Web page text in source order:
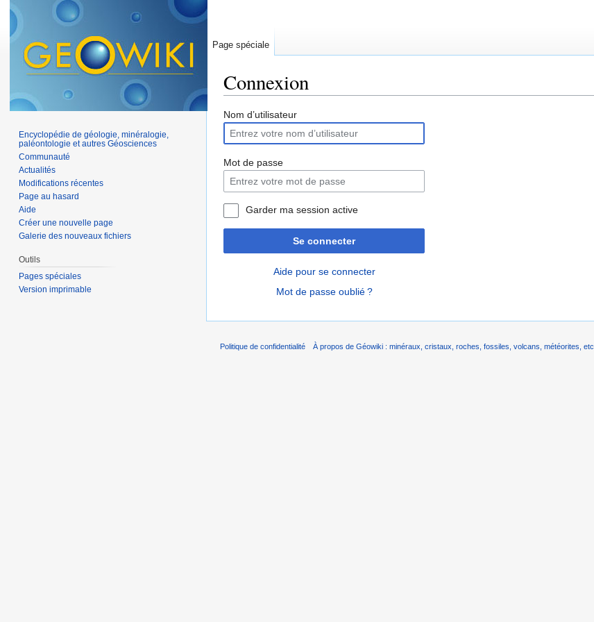
Connexion
Nom d’utilisateur
Mot de passe
Garder ma session active
Se connecter
Aide pour se connecter
Mot de passe oublié ?
Page spéciale
Encyclopédie de géologie, minéralogie,
paléontologie et autres Géosciences
Communauté
Actualités
Modifications récentes
Page au hasard
Aide
Créer une nouvelle page
Galerie des nouveaux fichiers
Outils
Pages spéciales
Version imprimable
Politique de confidentialité À propos de Géowiki : minéraux, cristaux, roches, fossiles, volcans, météorites, etc.